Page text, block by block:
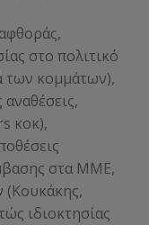
στο πολιτικό
των κομμάτων),
κοκ),
στα ΜΜΕ,
ιδιοκτησίας